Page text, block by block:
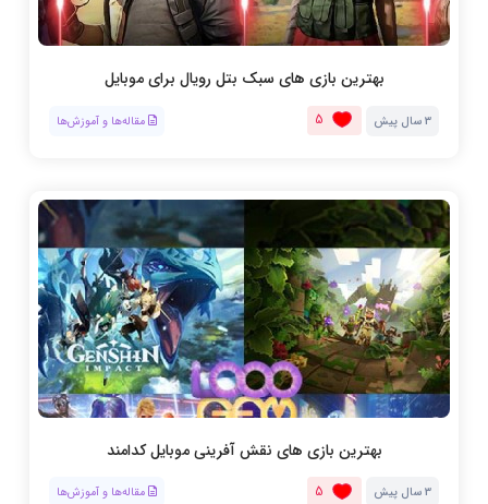
بهترین بازی های سبک بتل رویال برای موبایل
3 سال پیش 5 مقاله‌ها و آموزش‌ها
بهترین بازی های نقش آفرینی موبایل کدامند
3 سال پیش 5 مقاله‌ها و آموزش‌ها